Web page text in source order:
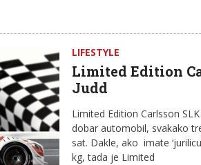
LIFESTYLE
Limited Edition
Judd
Limited Edition Carlsson
dobar automobil, svakako
sat. Dakle, ako imate
kg, tada je Limited